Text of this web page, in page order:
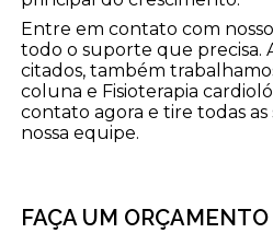
Entre em contato com
todo o suporte que precisa.
citados, também
coluna e Fisioterapia
contato agora e tire todas as
nossa equipe.
FAÇA UM ORÇAMENTO